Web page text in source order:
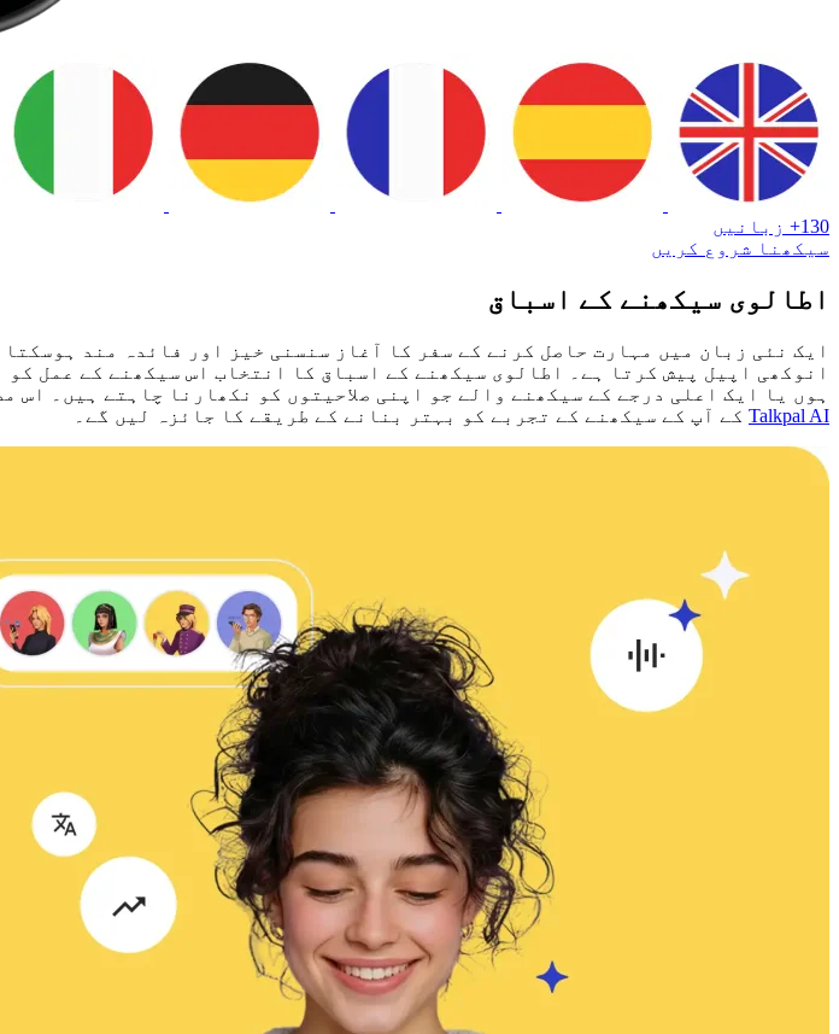
130+ زبانیں
سیکھنا شروع کریں
اطالوی سیکھنے کے اسباق
ایک نئی زبان میں مہارت حاصل کرنے کے سفر کا آغاز سنسنی خیز اور فائدہ مند
انوکھی اپیل پیش کرتا ہے۔ اطالوی سیکھنے کے اسباق کا انتخاب اس سیکھنے کے عمل
ہوں یا ایک اعلی درجے کے سیکھنے والے جو اپنی صلاحیتوں کو نکھارنا چاہتے ہیں۔
Talkpal AI کے آپ کے سیکھنے کے تجربے کو بہتر بنانے کے طریقے کا جائزہ لیں گے۔